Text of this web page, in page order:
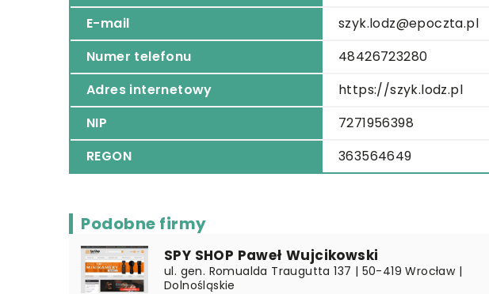
E-mail
szyk.lodz@epoczta.pl
Numer telefonu
48426723280
Adres internetowy
https://szyk.lodz.pl
NIP
7271956398
REGON
363564649
Podobne firmy
SPY SHOP Paweł Wujcikowski
ul. gen. Romualda Traugutta 137 | 50-419 Wrocław |
Dolnośląskie